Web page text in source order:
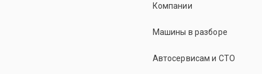
Компании
Машины в разборе
Автосервисам и СТО